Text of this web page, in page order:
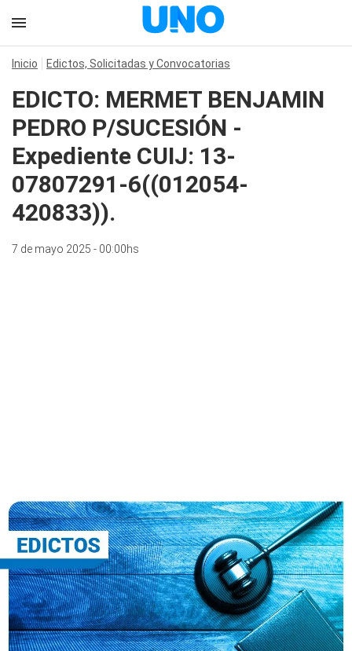
Inicio Edictos, Solicitadas y Convocatorias
EDICTO: MERMET BENJAMIN
PEDRO P/SUCESIÓN -
Expediente CUIJ: 13-
07807291-6((012054-
420833)).
7 de mayo 2025 - 00:00hs